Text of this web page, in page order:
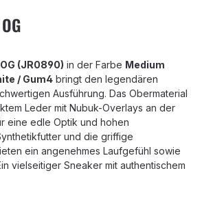
(JR0890) in der Farbe Medium
/ Gum4 bringt den legendären
Ausführung. Das Obermaterial
Leder mit Nubuk-Overlays an der
eine edle Optik und hohen
und die griffige
ein angenehmes Laufgefühl sowie
vielseitiger Sneaker mit authentischem